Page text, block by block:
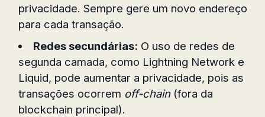
privacidade. Sempre gere um novo endereço
para cada transação.
Redes secundárias: O uso de redes de
segunda camada, como Lightning Network e
Liquid, pode aumentar a privacidade, pois as
transações ocorrem off-chain(fora da
blockchain principal).